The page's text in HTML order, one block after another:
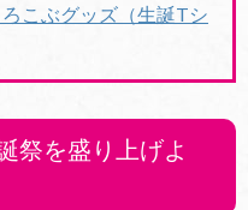
こぶグッズ（生誕Tシ
祭を盛り上げよ